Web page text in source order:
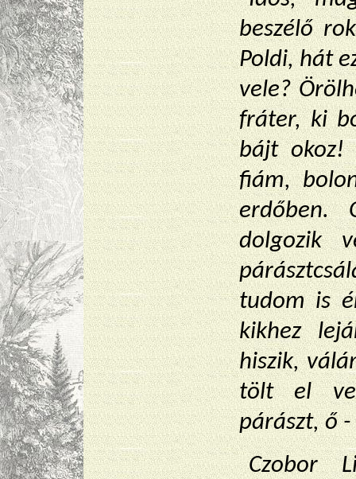
beszélő
Poldi, hát
vele?
fráter, ki
bájt okoz!
fiám,
erdőben.
dolgozik
tudom is
kikhez
hiszik,
tölt el
párászt, ő
Czobor